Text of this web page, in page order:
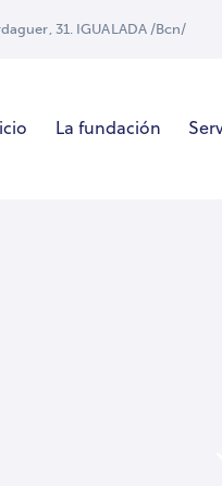
31. IGUALADA /Bcn/
La fundación